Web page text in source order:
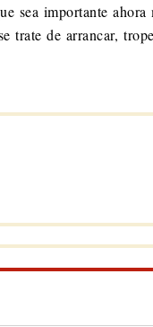
sea importante
trate de arrancar,